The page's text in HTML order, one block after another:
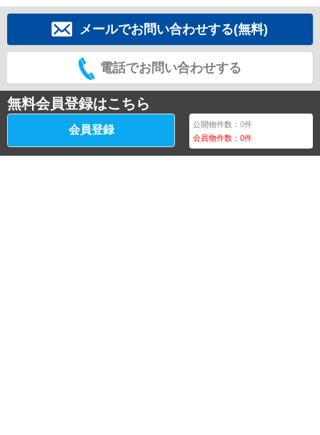
メールでお問い合わせする(無料)
電話でお問い合わせする
無料会員登録はこちら
会員登録 公開物件数：0件
会員物件数：0件